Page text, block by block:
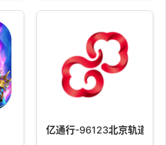
亿通行-96123北京轨道交